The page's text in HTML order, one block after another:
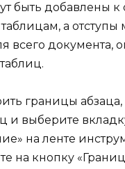
быть добавлены к
а отступы
всего документа,
границы
и выберите
на ленте
на кнопку